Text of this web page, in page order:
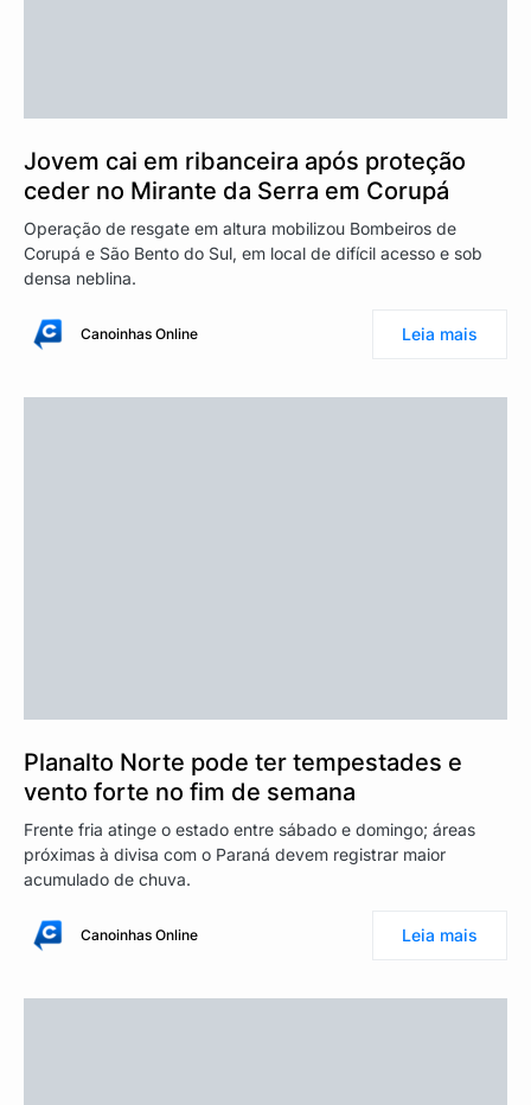
Jovem cai em ribanceira após proteção
ceder no Mirante da Serra em Corupá
Operação de resgate em altura mobilizou Bombeiros de
Corupá e São Bento do Sul, em local de difícil acesso e sob
densa neblina.
Canoinhas Online Leia mais
Planalto Norte pode ter tempestades e
vento forte no fim de semana
Frente fria atinge o estado entre sábado e domingo; áreas
próximas à divisa com o Paraná devem registrar maior
acumulado de chuva.
Canoinhas Online Leia mais